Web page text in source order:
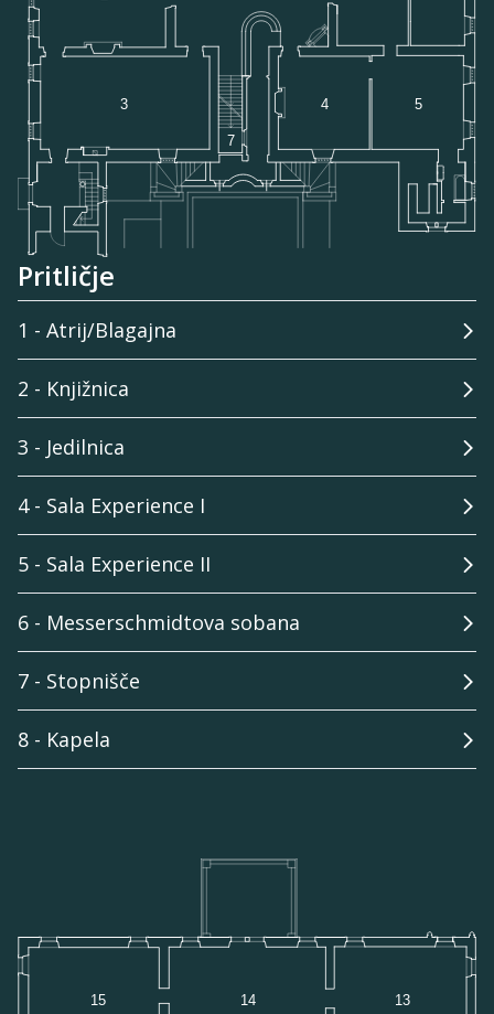
Pritličje
1 - Atrij/Blagajna
2 - Knjižnica
3 - Jedilnica
4 - Sala Experience I
5 - Sala Experience II
6 - Messerschmidtova sobana
7 - Stopnišče
8 - Kapela